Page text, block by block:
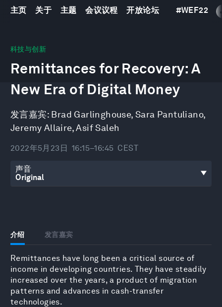
主页 关于 主题 会议议程 开放论坛 #WEF22
科技与创新
Remittances for Recovery: A
New Era of Digital Money
发言嘉宾: Brad Garlinghouse,Sara Pantuliano,
Jeremy Allaire,Asif Saleh
2022年5月23日 16:15–16:45 CEST
声音
介绍 发言嘉宾
Remittances have long been a critical source of
income in developing countries. They have steadily
increased over the years, a product of migration
patterns and advances in cash-transfer
technologies.
seconds
30
minutes,
seconds